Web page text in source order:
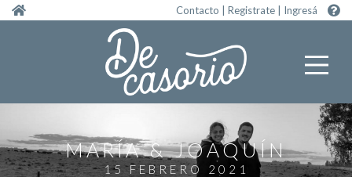
Pasar al contenido principal Contacto Registrate Ingresá
MARÍA JOAQUÍN
15 FEBRERO 2021